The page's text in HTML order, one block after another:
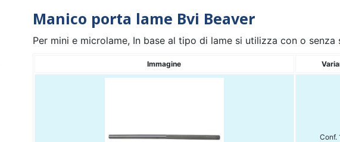
Manico porta lame Bvi Beaver
Per mini e microlame, In base al tipo di lame si utilizza con o senza
Immagine
Conf.